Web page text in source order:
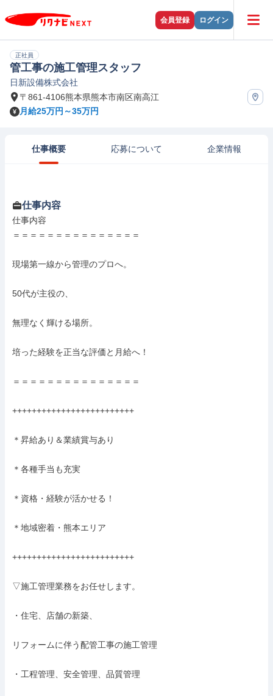
会員登録 ログイン
正社員
管工事の施工管理スタッフ
日新設備株式会社
〒861-4106熊本県熊本市南区南高江
月給25万円～35万円
仕事概要 応募について 企業情報
仕事内容
仕事内容
＝＝＝＝＝＝＝＝＝＝＝＝＝＝＝
現場第一線から管理のプロへ。
50代が主役の、
無理なく輝ける場所。
培った経験を正当な評価と月給へ！
＝＝＝＝＝＝＝＝＝＝＝＝＝＝＝
+++++++++++++++++++++++++
＊昇給あり＆業績賞与あり
＊各種手当も充実
＊資格・経験が活かせる！
＊地域密着・熊本エリア
+++++++++++++++++++++++++
▽施工管理業務をお任せします。
・住宅、店舗の新築、
リフォームに伴う配管工事の施工管理
・工程管理、安全管理、品質管理